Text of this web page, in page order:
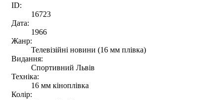
ID:
16723
Дата:
1966
Жанр:
Телевізійні новини (16 мм плівка)
Видання:
Спортивний Львів
Техніка:
16 мм кіноплівка
Колір: